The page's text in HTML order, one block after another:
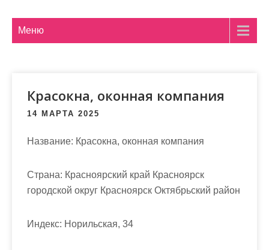
Меню
Красокна, оконная компания
14 МАРТА 2025
Название: Красокна, оконная компания
Страна: Красноярский край Красноярск
городской округ Красноярск Октябрьский район
Индекс: Норильская, 34